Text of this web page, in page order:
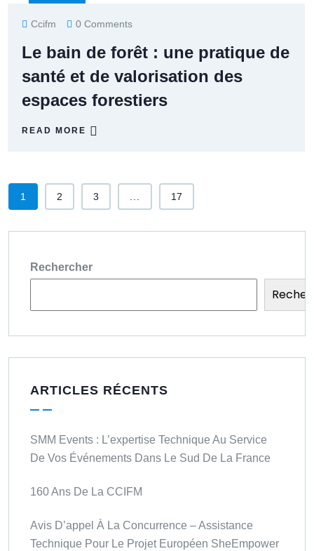
Ccifm 0 Comments
Le bain de forêt : une pratique de
santé et de valorisation des
espaces forestiers
READ MORE
1 2 3 17
Rechercher
ARTICLES RÉCENTS
SMM Events : L’expertise Technique Au Service
De Vos Événements Dans Le Sud De La France
160 Ans De La CCIFM
Avis D’appel À La Concurrence – Assistance
Technique Pour Le Projet Européen SheEmpower